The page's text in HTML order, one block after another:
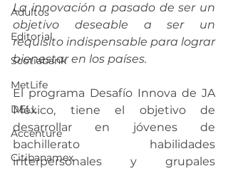
Adultos
Editorial
Scotiabank
MetLife
DELL
Accenture
Citibanamex
La innovación a pasado de ser un
objetivo deseable a ser un
requisito indispensable para lograr
bienestar en los países.
El programa Desafío Innova de JA
México, tiene el objetivo de
desarrollar en jóvenes de
bachillerato habilidades
interpersonales y grupales